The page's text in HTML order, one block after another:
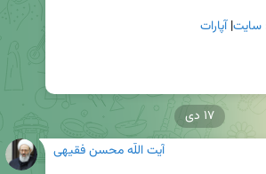
سایت| آپارات
آیت اللّه محسن فقیهی
۱۷ دی